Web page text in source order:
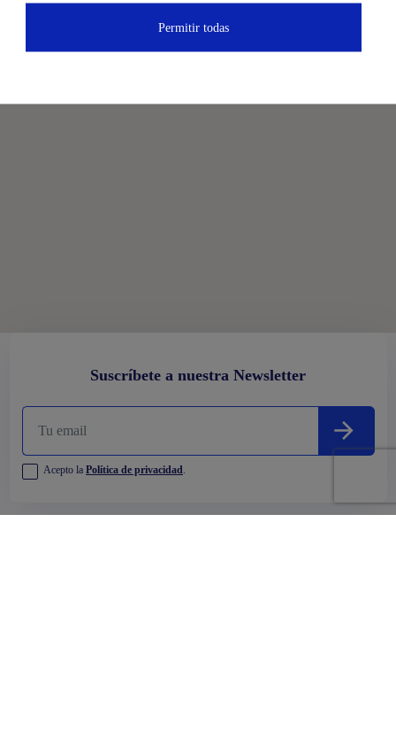
Suscríbete a nuestra Newsletter
Acepto la Política de privacidad
Permitir todas